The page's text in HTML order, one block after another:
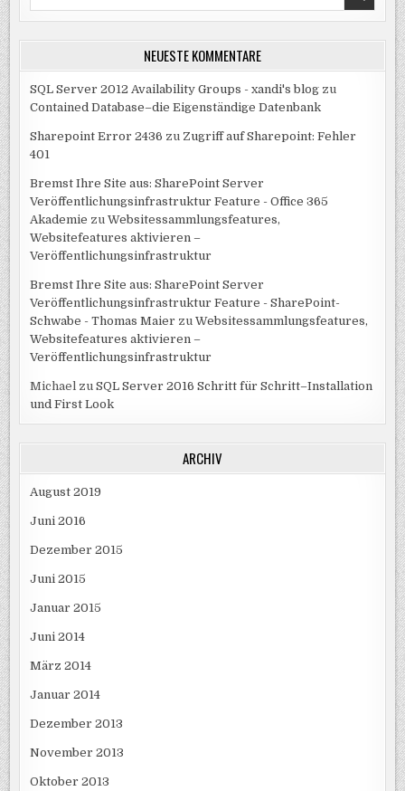
NEUESTE KOMMENTARE
SQL Server 2012 Availability Groups - xandi's blog zu
Contained Database–die Eigenständige Datenbank
Sharepoint Error 2436 zu Zugriff auf Sharepoint: Fehler
401
Bremst Ihre Site aus: SharePoint Server
Veröffentlichungsinfrastruktur Feature - Office 365
Akademie zuWebsitessammlungsfeatures,
Websitefeatures aktivieren –
Veröffentlichungsinfrastruktur
Bremst Ihre Site aus: SharePoint Server
Veröffentlichungsinfrastruktur Feature - SharePoint-
Schwabe - Thomas Maier zuWebsitessammlungsfeatures,
Websitefeatures aktivieren –
Veröffentlichungsinfrastruktur
Michael zuSQL Server 2016 Schritt für Schritt–Installation
und First Look
ARCHIV
August 2019
Juni 2016
Dezember 2015
Juni 2015
Januar 2015
Juni 2014
März 2014
Januar 2014
Dezember 2013
November 2013
Oktober 2013